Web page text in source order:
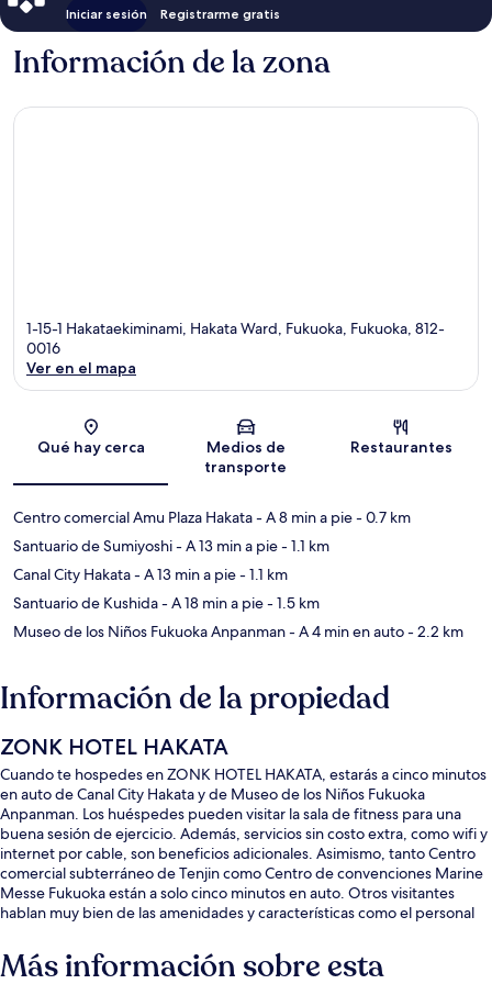
Iniciar sesión Registrarme gratis
Información de la zona
1-15-1 Hakataekiminami, Hakata Ward, Fukuoka, Fukuoka, 812-
0016
Ver en el mapa
Qué hay cerca
Medios de
transporte
Restaurantes
Centro comercial Amu Plaza Hakata- A 8 min a pie- 0.7 km
Santuario de Sumiyoshi- A 13 min a pie- 1.1 km
Canal City Hakata- A 13 min a pie- 1.1 km
Santuario de Kushida- A 18 min a pie- 1.5 km
Museo de los Niños Fukuoka Anpanman- A 4 min en auto- 2.2 km
Información de la propiedad
ZONK HOTEL HAKATA
Cuando te hospedes en ZONK HOTEL HAKATA, estarás a cinco minutos
en auto de Canal City Hakata y de Museo de los Niños Fukuoka
Anpanman. Los huéspedes pueden visitar la sala de fitness para una
buena sesión de ejercicio. Además, servicios sin costo extra, como wifi y
internet por cable, son beneficios adicionales. Asimismo, tanto Centro
comercial subterráneo de Tenjin como Centro de convenciones Marine
Messe Fukuoka están a solo cinco minutos en auto. Otros visitantes
hablan muy bien de las amenidades y características como el personal
metro de Gion está a apenas 14 minutos a pie.
Más información sobre esta